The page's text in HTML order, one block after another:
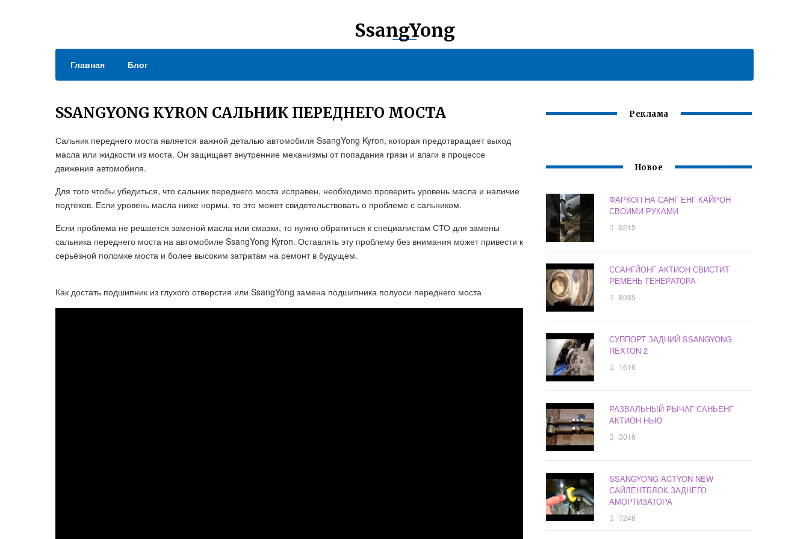
SsangYong
Главная Блог
SSANGYONG KYRON САЛЬНИК ПЕРЕДНЕГО МОСТА
Сальник переднего моста является важной деталью автомобиля SsangYong Kyron, которая предотвращает выход
масла или жидкости из моста. Он защищает внутренние механизмы от попадания грязи и влаги в процессе
движения автомобиля.
Для того чтобы убедиться, что сальник переднего моста исправен, необходимо проверить уровень масла и наличие
подтеков. Если уровень масла ниже нормы, то это может свидетельствовать о проблеме с сальником.
Если проблема не решается заменой масла или смазки, то нужно обратиться к специалистам СТО для замены
сальника переднего моста на автомобиле SsangYong Kyron. Оставлять эту проблему без внимания может привести к
серьёзной поломке моста и более высоким затратам на ремонт в будущем.
Как достать подшипник из глухого отверстия или SsangYong замена подшипника полуоси переднего моста
Реклама
Новое
ФАРКОП НА САНГ ЕНГ КАЙРОН
СВОИМИ РУКАМИ
9215
ССАНГЙОНГ АКТИОН СВИСТИТ
РЕМЕНЬ ГЕНЕРАТОРА
8035
СУППОРТ ЗАДНИЙ SSANGYONG
REXTON 2
1616
РАЗВАЛЬНЫЙ РЫЧАГ САНЬЕНГ
АКТИОН НЬЮ
3016
SSANGYONG ACTYON NEW
САЙЛЕНТБЛОК ЗАДНЕГО
АМОРТИЗАТОРА
7246